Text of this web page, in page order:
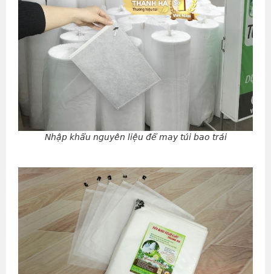
Nhập khẩu nguyên liệu để may túi bao trái